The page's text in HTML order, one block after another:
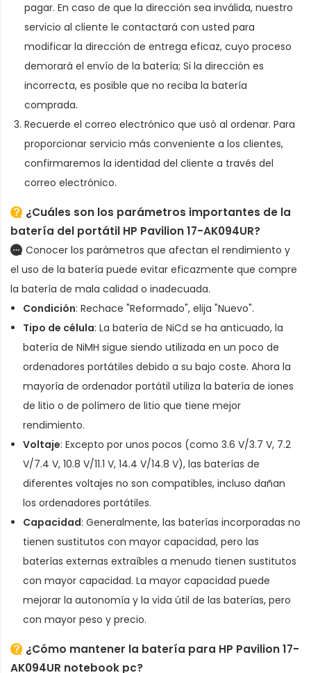
pagar. En caso de que la dirección sea inválida, nuestro
servicio al cliente le contactará con usted para
modificar la dirección de entrega eficaz, cuyo proceso
demorará el envío de la batería; Si la dirección es
incorrecta, es posible que no reciba la batería
comprada.
Recuerde el correo electrónico que usó al ordenar. Para
proporcionar servicio más conveniente a los clientes,
confirmaremos la identidad del cliente a través del
correo electrónico.
¿Cuáles son los parámetros importantes de la
batería del portátil HP Pavilion 17-AK094UR?
Conocer los parámetros que afectan el rendimiento y
el uso de la batería puede evitar eficazmente que compre
la batería de mala calidad o inadecuada.
Condición: Rechace "Reformado", elija "Nuevo".
Tipo de célula: La batería de NiCd se ha anticuado, la
batería de NiMH sigue siendo utilizada en un poco de
ordenadores portátiles debido a su bajo coste. Ahora la
mayoría de ordenador portátil utiliza la batería de iones
de litio o de polímero de litio que tiene mejor
rendimiento.
Voltaje: Excepto por unos pocos (como 3.6 V/3.7 V, 7.2
V/7.4 V, 10.8 V/11.1 V, 14.4 V/14.8 V), las baterías de
diferentes voltajes no son compatibles, incluso dañan
los ordenadores portátiles.
Capacidad: Generalmente, las baterías incorporadas no
tienen sustitutos con mayor capacidad, pero las
baterías externas extraíbles a menudo tienen sustitutos
con mayor capacidad. La mayor capacidad puede
mejorar la autonomía y la vida útil de las baterías, pero
con mayor peso y precio.
¿Cómo mantener la batería para HP Pavilion 17-
AK094UR notebook pc?